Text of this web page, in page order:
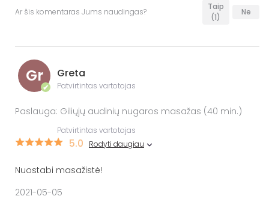
Ar šis komentaras Jums naudingas?
Taip
(1)
Ne
Gr
✔
Greta
Patvirtintas vartotojas
Paslauga: Giliųjų audinių nugaros masažas (40 min.)
Patvirtintas vartotojas
5.0 Rodyti daugiau
Nuostabi masažistė!
2021-05-05